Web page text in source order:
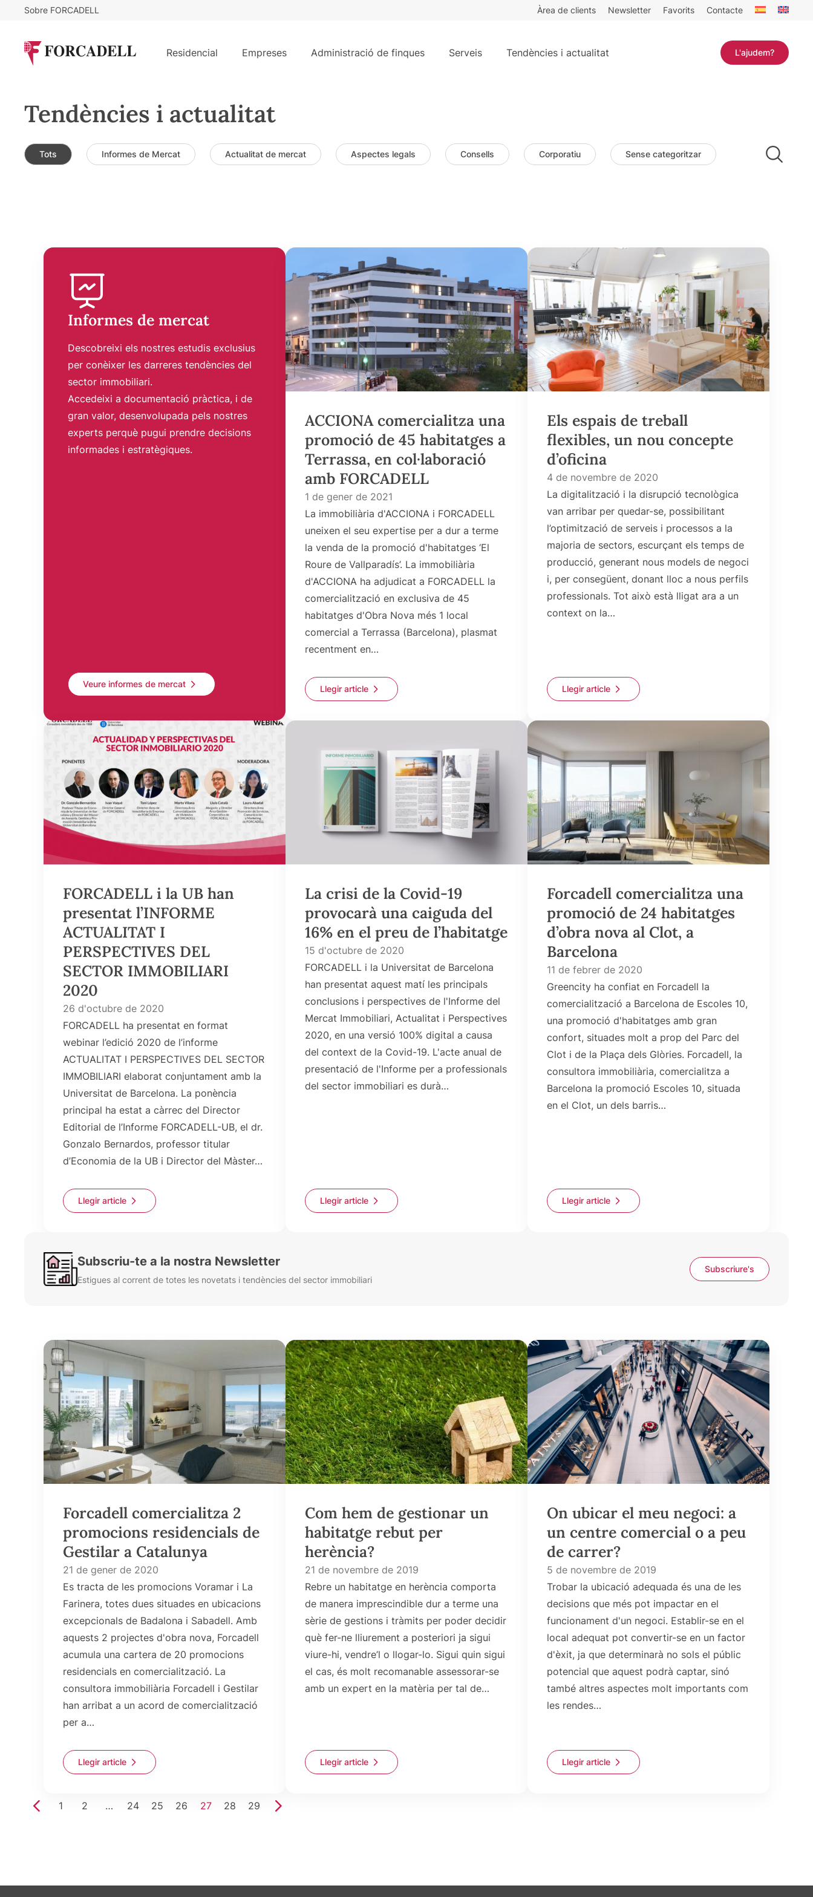
Sobre FORCADELL Àrea de clients Newsletter Favorits Contacte
Residencial Empreses Administració de finques Serveis Tendències i actualitat L'ajudem?
Tendències i actualitat
Tots Informes de Mercat Actualitat de mercat Aspectes legals Consells Corporatiu Sense categoritzar
Informes de mercat
Descobreixi els nostres estudis exclusius
per conèixer les darreres tendències del
sector immobiliari.
Accedeixi a documentació pràctica, i de
gran valor, desenvolupada pels nostres
experts perquè pugui prendre decisions
informades i estratègiques.
Veure informes de mercat
ACCIONA comercialitza una
promoció de 45 habitatges a
Terrassa, en col·laboració
amb FORCADELL
1 de gener de 2021
La immobiliària d'ACCIONA i FORCADELL
uneixen el seu expertise per a dur a terme
la venda de la promoció d'habitatges ‘El
Roure de Vallparadís’. La immobiliària
d'ACCIONA ha adjudicat a FORCADELL la
comercialització en exclusiva de 45
habitatges d'Obra Nova més 1 local
comercial a Terrassa (Barcelona), plasmat
recentment en…
Llegir article
Els espais de treball
flexibles, un nou concepte
d’oficina
4 de novembre de 2020
La digitalització i la disrupció tecnològica
van arribar per quedar-se, possibilitant
l’optimització de serveis i processos a la
majoria de sectors, escurçant els temps de
producció, generant nous models de negoci
i, per consegüent, donant lloc a nous perfils
professionals. Tot això està lligat ara a un
context on la…
Llegir article
FORCADELL i la UB han
presentat l’INFORME
ACTUALITAT I
PERSPECTIVES DEL
SECTOR IMMOBILIARI
2020
26 d'octubre de 2020
FORCADELL ha presentat en format
webinar l’edició 2020 de l’informe
ACTUALITAT I PERSPECTIVES DEL SECTOR
IMMOBILIARI elaborat conjuntament amb la
Universitat de Barcelona. La ponència
principal ha estat a càrrec del Director
Editorial de l’Informe FORCADELL-UB, el dr.
Gonzalo Bernardos, professor titular
d’Economia de la UB i Director del Màster…
Llegir article
La crisi de la Covid-19
provocarà una caiguda del
16% en el preu de l’habitatge
15 d'octubre de 2020
FORCADELL i la Universitat de Barcelona
han presentat aquest matí les principals
conclusions i perspectives de l'Informe del
Mercat Immobiliari, Actualitat i Perspectives
2020, en una versió 100% digital a causa
del context de la Covid-19. L'acte anual de
presentació de l'Informe per a professionals
del sector immobiliari es durà…
Llegir article
Forcadell comercialitza una
promoció de 24 habitatges
d’obra nova al Clot, a
Barcelona
11 de febrer de 2020
Greencity ha confiat en Forcadell la
comercialització a Barcelona de Escoles 10,
una promoció d'habitatges amb gran
confort, situades molt a prop del Parc del
Clot i de la Plaça dels Glòries. Forcadell, la
consultora immobiliària, comercialitza a
Barcelona la promoció Escoles 10, situada
en el Clot, un dels barris…
Llegir article
Subscriu-te a la nostra Newsletter
Estigues al corrent de totes les novetats i tendències del sector immobiliari
Subscriure's
Forcadell comercialitza 2
promocions residencials de
Gestilar a Catalunya
21 de gener de 2020
Es tracta de les promocions Voramar i La
Farinera, totes dues situades en ubicacions
excepcionals de Badalona i Sabadell. Amb
aquests 2 projectes d'obra nova, Forcadell
acumula una cartera de 20 promocions
residencials en comercialització. La
consultora immobiliària Forcadell i Gestilar
han arribat a un acord de comercialització
per a…
Llegir article
Com hem de gestionar un
habitatge rebut per
herència?
21 de novembre de 2019
Rebre un habitatge en herència comporta
de manera imprescindible dur a terme una
sèrie de gestions i tràmits per poder decidir
què fer-ne lliurement a posteriori ja sigui
viure-hi, vendre’l o llogar-lo. Sigui quin sigui
el cas, és molt recomanable assessorar-se
amb un expert en la matèria per tal de…
Llegir article
On ubicar el meu negoci: a
un centre comercial o a peu
de carrer?
5 de novembre de 2019
Trobar la ubicació adequada és una de les
decisions que més pot impactar en el
funcionament d'un negoci. Establir-se en el
local adequat pot convertir-se en un factor
d'èxit, ja que determinarà no sols el públic
potencial que aquest podrà captar, sinó
també altres aspectes molt importants com
les rendes…
Llegir article
1 2 … 24 25 26 27 28 29